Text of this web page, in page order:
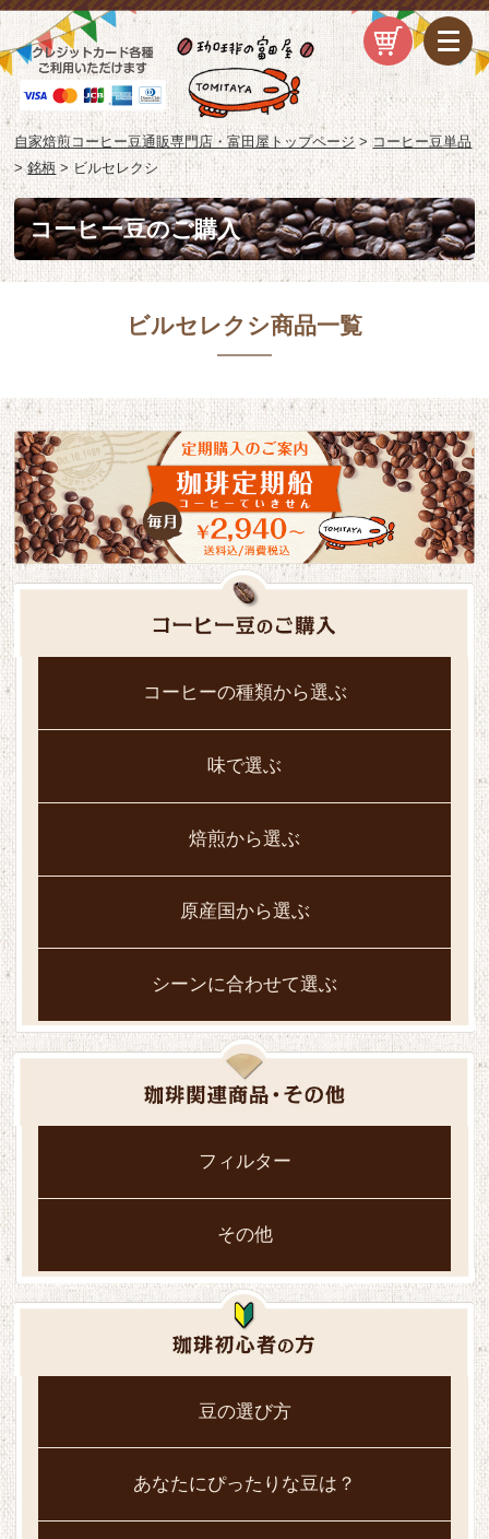
自家焙煎コーヒー豆通販専門店・富田屋トップページ>コーヒー豆単品
>銘柄 >ビルセレクシ
コーヒー豆のご購入
ビルセレクシ商品一覧
コーヒーの種類から選ぶ
味で選ぶ
焙煎から選ぶ
原産国から選ぶ
シーンに合わせて選ぶ
フィルター
その他
豆の選び方
あなたにぴったりな豆は？